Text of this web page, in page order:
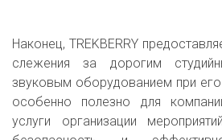
Наконец, TREKBERRY
слежения за дорогим
звуковым оборудованием при
особенно полезно для
услуги организации